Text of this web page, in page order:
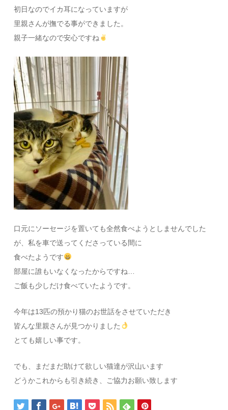
初日なのでイカ耳になっていますが
里親さんが撫でる事ができました。
親子一緒なので安心ですね
口元にソーセージを置いても全然食べようとしませんでした
が、私を車で送ってくださっている間に
食べたようです
部屋に誰もいなくなったからですね…
ご飯も少しだけ食べていたようです。
今年は13匹の預かり猫のお世話をさせていただき
皆んな里親さんが見つかりました
とても嬉しい事です。
でも、まだまだ助けて欲しい猫達が沢山います
どうかこれからも引き続き、ご協力お願い致します